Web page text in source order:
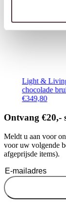
Light &
chocolade
€349,80
Ontvang €20,-
Meldt u aan voor
voor uw volgende
afgeprijsde items).